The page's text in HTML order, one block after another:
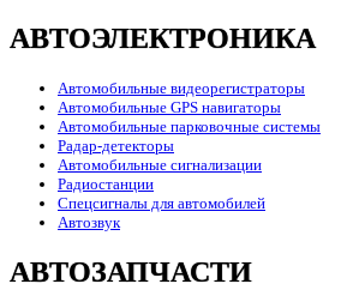
АВТОЭЛЕКТРОНИКА
Автомобильные видеорегистраторы
Автомобильные GPS навигаторы
Автомобильные парковочные системы
Радар-детекторы
Автомобильные сигнализации
Радиостанции
Спецсигналы для автомобилей
Автозвук
АВТОЗАПЧАСТИ